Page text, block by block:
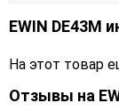
EWIN DE43M
На этот товар
Отзывы на